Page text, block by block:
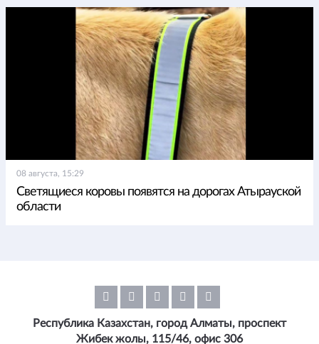
08 августа, 15:29
Светящиеся коровы появятся на дорогах Атырауской
области
Республика Казахстан, город Алматы, проспект
Жибек жолы, 115/46, офис 306